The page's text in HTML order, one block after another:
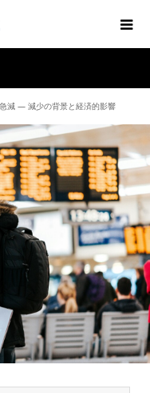
減 ― 減少の背景と経済的影響